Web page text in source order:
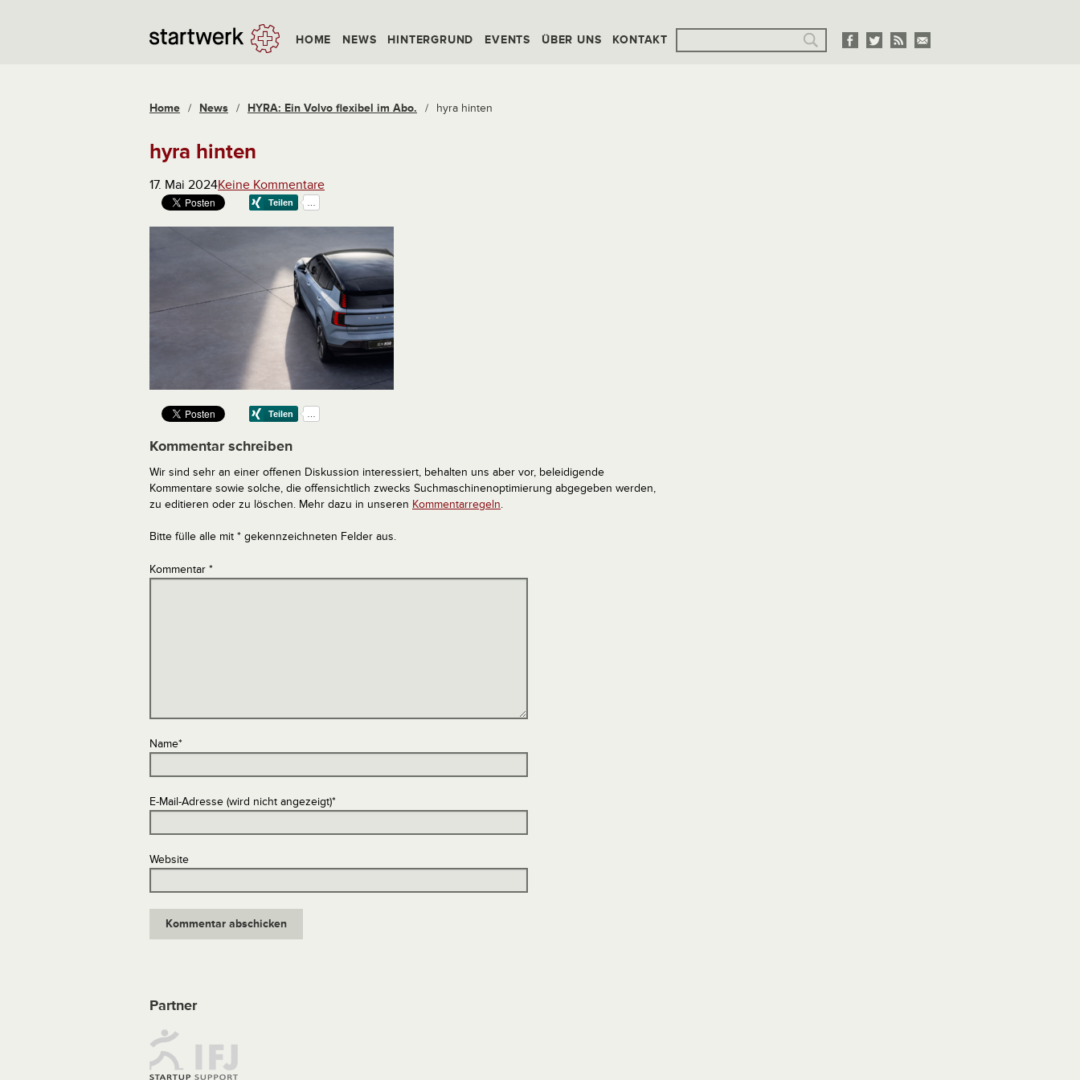
HOME NEWS HINTERGRUND EVENTS ÜBER UNS KONTAKT
Home / News / HYRA: Ein Volvo flexibel im Abo. / hyra hinten
hyra hinten
17. Mai 2024Keine Kommentare
Kommentar schreiben
Wir sind sehr an einer offenen Diskussion interessiert, behalten uns aber vor, beleidigende
Kommentare sowie solche, die offensichtlich zwecks Suchmaschinenoptimierung abgegeben werden,
zu editieren oder zu löschen. Mehr dazu in unseren Kommentarregeln.
Bitte fülle alle mit * gekennzeichneten Felder aus.
Kommentar *
Name*
E-Mail-Adresse (wird nicht angezeigt)*
Website
Partner